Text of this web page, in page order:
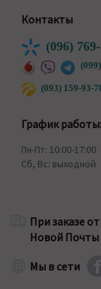
Контакты
(096)
(093) 159-93-
График работы:
Пн-Пт: 10:00-17:00
Сб, Вс: выходной
При заказе
Новой
Мы в сети